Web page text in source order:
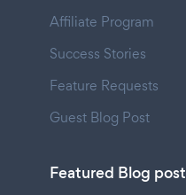
Affiliate Program
Success Stories
Feature Requests
Guest Blog Post
Featured Blog post